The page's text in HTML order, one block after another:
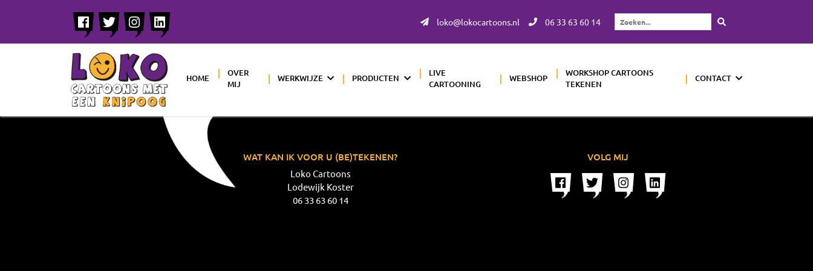
loko@lokocartoons.nl 06 33 63 60 14
Zoeken...
HOME
OVER
MIJ
WERKWIJZE PRODUCTEN
LIVE
CARTOONING
WEBSHOP
WORKSHOP CARTOONS
TEKENEN
CONTACT
WAT KAN IK VOOR U (BE)TEKENEN?
Loko Cartoons
Lodewijk Koster
06 33 63 60 14
VOLG MIJ